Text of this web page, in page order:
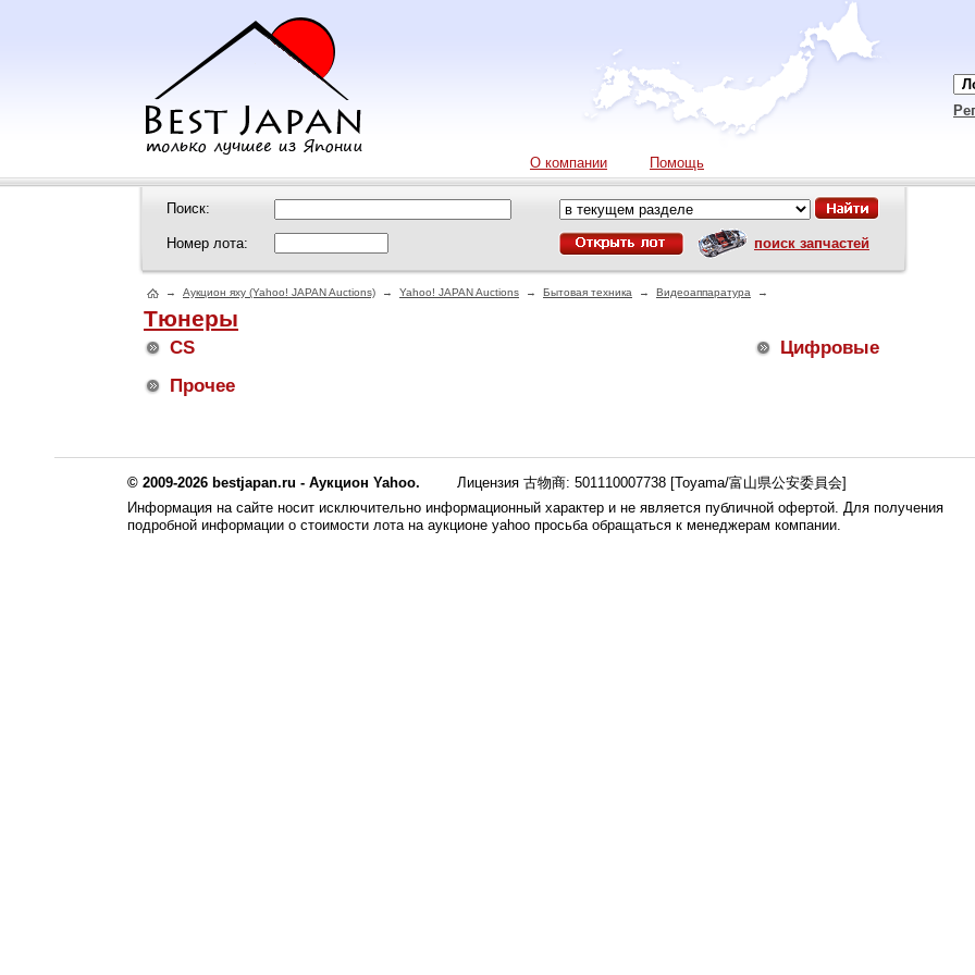
О компании Помощь
Поиск:
Номер лота: поиск запчастей
→ Аукцион яху (Yahoo! JAPAN Auctions) → Yahoo! JAPAN Auctions → Бытовая техника → Видеоаппаратура →
Тюнеры
CS
Цифровые
Прочее
© 2009-2026 bestjapan.ru - Аукцион Yahoo.
Лицензия 古物商: 501110007738 [Toyama/富山県公安委員会]
Информация на сайте носит исключительно информационный характер и не является публичной офертой. Для получения
подробной информации о стоимости лота на аукционе yahoo просьба обращаться к менеджерам компании.